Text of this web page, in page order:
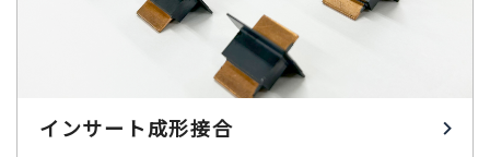
インサート成形接合